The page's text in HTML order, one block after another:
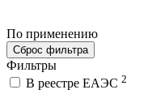
По применению
Сброс фильтра
Фильтры
В реестре ЕАЭС 2